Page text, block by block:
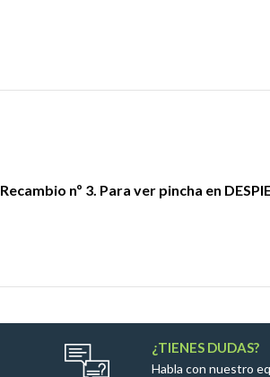
Recambio nº 3. Para ver pincha en
¿TIENES DUDAS?
Habla con nuestro